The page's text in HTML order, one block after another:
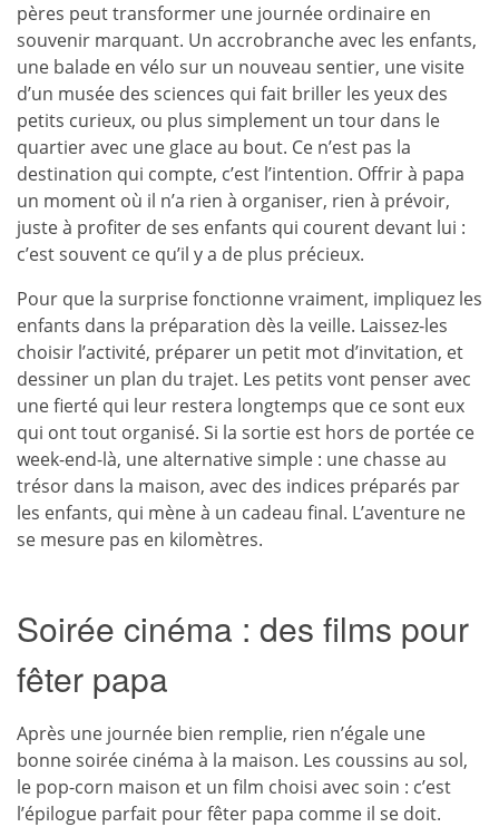
pères peut transformer une journée ordinaire en
souvenir marquant. Un accrobranche avec les enfants,
une balade en vélo sur un nouveau sentier, une visite
d’un musée des sciences qui fait briller les yeux des
petits curieux, ou plus simplement un tour dans le
quartier avec une glace au bout. Ce n’est pas la
destination qui compte, c’est l’intention. Offrir à papa
un moment où il n’a rien à organiser, rien à prévoir,
juste à profiter de ses enfants qui courent devant lui :
c’est souvent ce qu’il y a de plus précieux.
Pour que la surprise fonctionne vraiment, impliquez les
enfants dans la préparation dès la veille. Laissez-les
choisir l’activité, préparer un petit mot d’invitation, et
dessiner un plan du trajet. Les petits vont penser avec
une fierté qui leur restera longtemps que ce sont eux
qui ont tout organisé. Si la sortie est hors de portée ce
week-end-là, une alternative simple : une chasse au
trésor dans la maison, avec des indices préparés par
les enfants, qui mène à un cadeau final. L’aventure ne
se mesure pas en kilomètres.
Soirée cinéma : des films pour
fêter papa
Après une journée bien remplie, rien n’égale une
bonne soirée cinéma à la maison. Les coussins au sol,
le pop-corn maison et un film choisi avec soin : c’est
l’épilogue parfait pour fêter papa comme il se doit.